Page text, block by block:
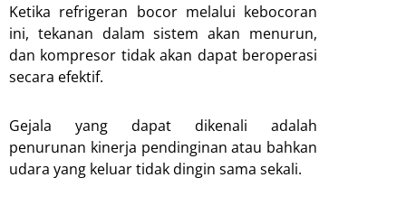
Ketika refrigeran bocor melalui kebocoran
ini, tekanan dalam sistem akan menurun,
dan kompresor tidak akan dapat beroperasi
secara efektif.
Gejala yang dapat dikenali adalah
penurunan kinerja pendinginan atau bahkan
udara yang keluar tidak dingin sama sekali.